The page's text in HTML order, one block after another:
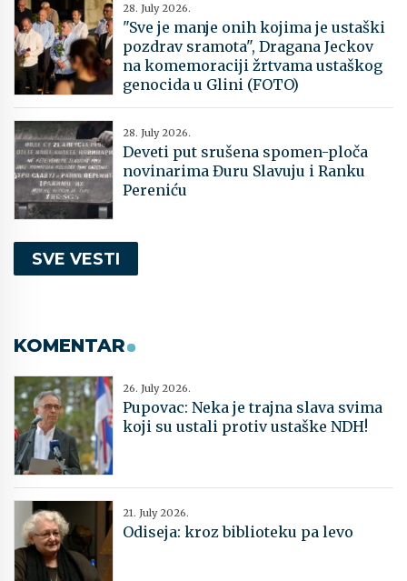
28. July 2026.
"Sve je manje onih kojima je ustaški
pozdrav sramota", Dragana Jeckov
na komemoraciji žrtvama ustaškog
genocida u Glini (FOTO)
28. July 2026.
Deveti put srušena spomen-ploča
novinarima Đuru Slavuju i Ranku
Pereniću
SVE VESTI
KOMENTAR
26. July 2026.
Pupovac: Neka je trajna slava svima
koji su ustali protiv ustaške NDH!
21. July 2026.
Odiseja: kroz biblioteku pa levo